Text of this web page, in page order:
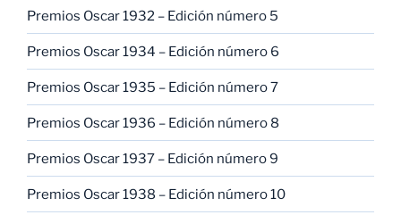
Premios Oscar 1932 – Edición número 5
Premios Oscar 1934 – Edición número 6
Premios Oscar 1935 – Edición número 7
Premios Oscar 1936 – Edición número 8
Premios Oscar 1937 – Edición número 9
Premios Oscar 1938 – Edición número 10